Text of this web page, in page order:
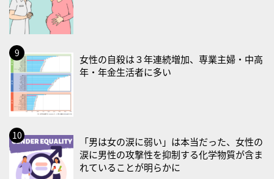
・歯ヂカラ探究月間
・職場の健康診断実施強化月間
・大腸がん検診の日
・防災の日
2026/09/02(水)
・がん征圧月間
・世界アルツハイマー月間
・健康増進普及月間
・歯ヂカラ探究月間
・職場の健康診断実施強化月間
女性の自殺は３年連続増加、専業主婦・中高
年・年金生活者に多い
「男は女の涙に弱い」は本当だった、女性の
涙に男性の攻撃性を抑制する化学物質が含ま
れていることが明らかに